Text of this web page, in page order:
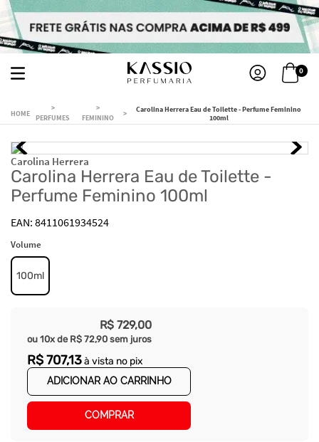
0
PERFUMES FEMININO
Carolina Herrera Eau de Toilette - Perfume Feminino
100ml
Carolina Herrera
Carolina Herrera Eau de Toilette -
Perfume Feminino 100ml
8411061934524
Volume
100ml
R$ 729,00
ou 10x de R$ 72,90 sem juros
R$707,13à vista no pix
ADICIONAR AO CARRINHO
COMPRAR